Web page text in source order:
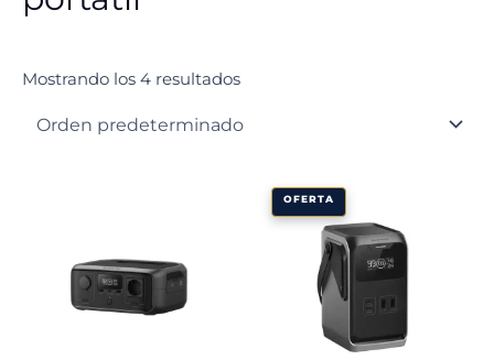
Mostrando los 4 resultados
OFERTA
El
precio
original
era:
S/ 899.00.
es: